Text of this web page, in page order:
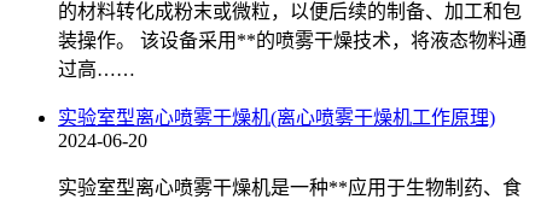
的材料转化成粉末或微粒，以便后续的制备、加工和包
装操作。 该设备采用**的喷雾干燥技术，将液态物料通
过高……
实验室型离心喷雾干燥机(离心喷雾干燥机工作原理)
2024-06-20
实验室型离心喷雾干燥机是一种**应用于生物制药、食